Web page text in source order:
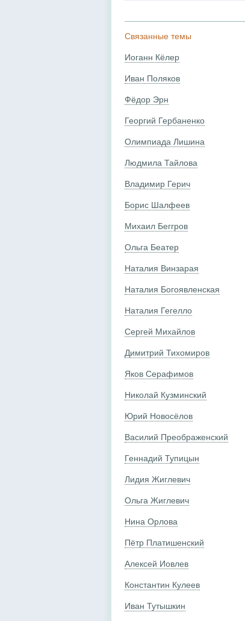
Связанные темы
Иоганн Кёлер
Иван Поляков
Фёдор Эрн
Георгий Гербаненко
Олимпиада Лишина
Людмила Тайлова
Владимир Герич
Борис Шалфеев
Михаил Беггров
Ольга Беатер
Наталия Винзарая
Наталия Богоявленская
Наталия Гегелло
Сергей Михайлов
Димитрий Тихомиров
Яков Серафимов
Николай Кузминский
Юрий Новосёлов
Василий Преображенский
Геннадий Тупицын
Лидия Жиглевич
Ольга Жиглевич
Нина Орлова
Пётр Платишенский
Алексей Иовлев
Константин Кулеев
Иван Тутышкин